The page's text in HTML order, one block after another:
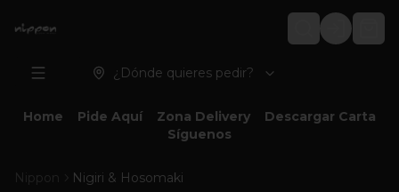
Login
¿Dónde quieres pedir?
Home Pide Aquí Zona Delivery
Descargar Carta
Síguenos
Nippon Nigiri & Hosomaki